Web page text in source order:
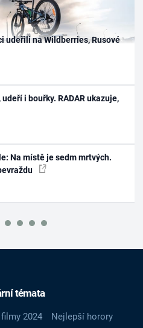
udeřili na Wildberries, Rusové
i bouřky. RADAR ukazuje,
Na místě je sedm mrtvých.
témata
2024
Nejlepší horory